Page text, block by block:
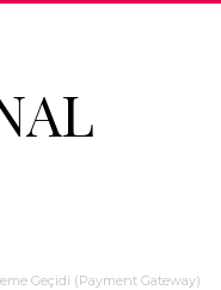
Geçidi (Payment Gateway)